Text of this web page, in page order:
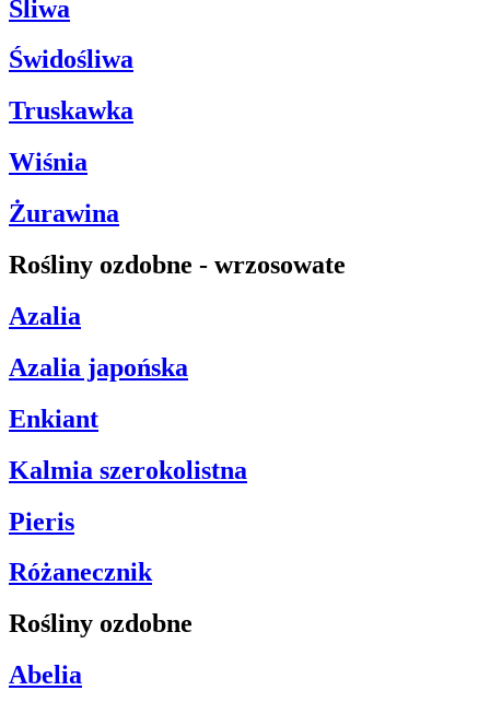
Śliwa
Świdośliwa
Truskawka
Wiśnia
Żurawina
Rośliny ozdobne - wrzosowate
Azalia
Azalia japońska
Enkiant
Kalmia szerokolistna
Pieris
Różanecznik
Rośliny ozdobne
Abelia